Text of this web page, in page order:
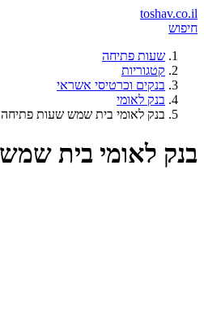
toshav.co.il
חיפוש
שעות פתיחה
קטגוריות
בנקים וכרטיסי אשראי
בנק לאומי
בנק לאומי בית שמש שעות פתיחה
בנק לאומי בית